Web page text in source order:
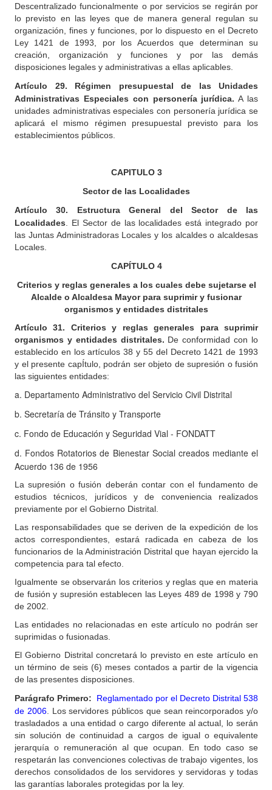
Descentralizado funcionalmente o por servicios se regirán por
lo previsto en las leyes que de manera general regulan su
organización, fines y funciones, por lo dispuesto en el Decreto
Ley 1421 de 1993, por los Acuerdos que determinan su
creación, organización y funciones y por las demás
disposiciones legales y administrativas a ellas aplicables.
Artículo
29. Régimen presupuestal de las Unidades
Administrativas Especiales con personería jurídica. A las
unidades administrativas especiales con personería jurídica se
aplicará el mismo régimen presupuestal previsto para los
establecimientos públicos.
CAPITULO3
Sector de las Localidades
Artículo 30. Estructura General del Sector de las
Localidades . El Sector de las localidades está integrado por
las Juntas Administradoras Locales y los alcaldes o alcaldesas
Locales.
CAPÍTULO4
Criterios y reglas generales a los cuales debe sujetarse el
Alcalde o Alcaldesa Mayor para suprimir y fusionar
organismos y entidades distritales
Artículo31. Criterios y reglas generales para suprimir
organismos y entidades distritales. De conformidad con lo
establecido en los artículos 38 y 55 del Decreto 1421 de 1993
y el presente capÍtulo, podrán ser objeto de supresión o fusión
las siguientes entidades:
a. Departamento Administrativo del Servicio Civil Distrital
b. Secretaría de Tránsito y Transporte
c. Fondo de Educación y Seguridad Vial - FONDATT
d. Fondos Rotatorios de Bienestar Social creados mediante el
Acuerdo 136 de 1956
La supresión o fusión deberán contar con el fundamento de
estudios técnicos, jurídicos y de conveniencia realizados
previamente por el Gobierno Distrital.
Las responsabilidades que se deriven de la expedición de los
actos correspondientes, estará radicada en cabeza de los
funcionarios de la Administración Distrital que hayan ejercido la
competencia para tal efecto.
Igualmente se observarán los criterios y reglas que en materia
de fusión y supresión establecen las Leyes 489 de 1998 y 790
de 2002.
Las entidades no relacionadas en este artículo no podrán ser
suprimidas o fusionadas.
El Gobierno Distrital concretará lo previsto en este artículo en
un término de seis (6) meses contados a partir de la vigencia
de las presentes disposiciones.
Parágrafo Primero:
Reglamentado por el Decreto Distrital 538
de 2006. Los servidores públicos que sean reincorporados y/o
trasladados a una entidad o cargo diferente al actual, lo serán
sin solución de continuidad a cargos de igual o equivalente
jerarquía o remuneración al que ocupan. En todo caso se
respetarán las convenciones colectivas de trabajo vigentes, los
derechos consolidados de los servidores y servidoras y todas
las garantías laborales protegidas por la ley.